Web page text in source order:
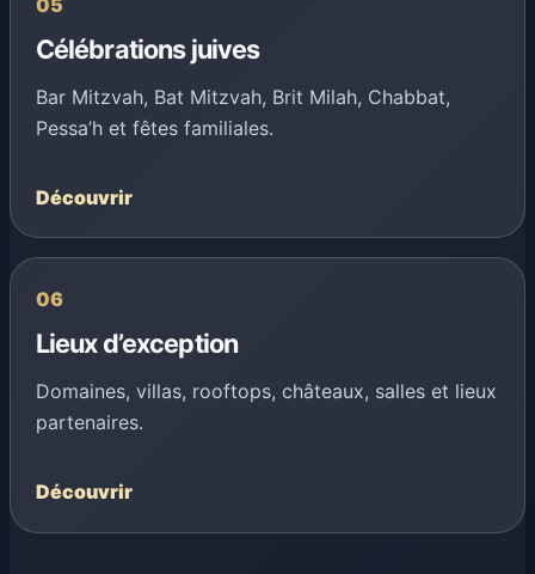
Célébrations juives
Bar Mitzvah, Bat Mitzvah, Brit Milah, Chabbat,
Pessa’h et fêtes familiales.
Découvrir
06
Lieux d’exception
Domaines, villas, rooftops, châteaux, salles et lieux
partenaires.
Découvrir